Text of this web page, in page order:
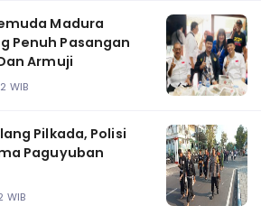
Madura
Penuh Pasangan
Armuji
WIB
Pilkada, Polisi
Paguyuban
WIB